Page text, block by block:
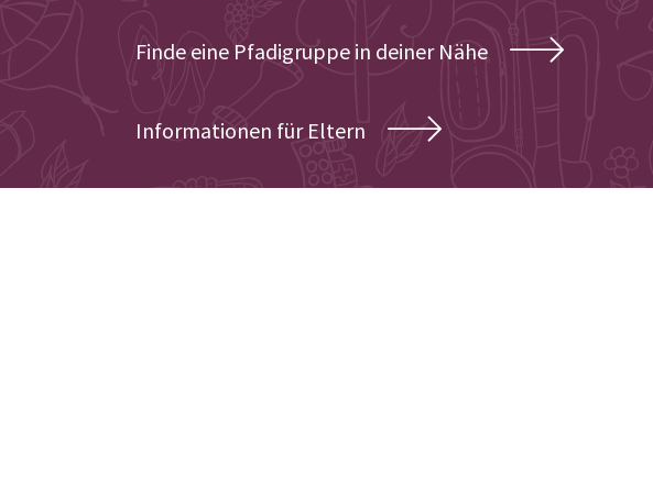
Finde eine Pfadigruppe in deiner Nähe
Informationen für Eltern